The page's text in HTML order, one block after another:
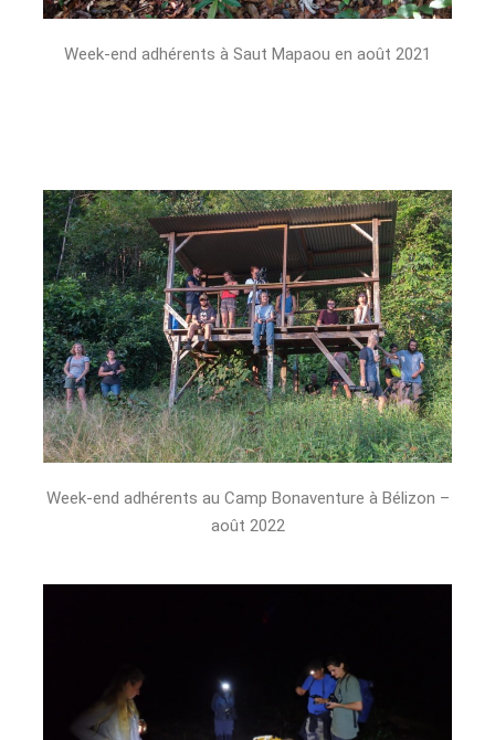
Week-end adhérents à Saut Mapaou en août 2021
Week-end adhérents au Camp Bonaventure à Bélizon –
août 2022